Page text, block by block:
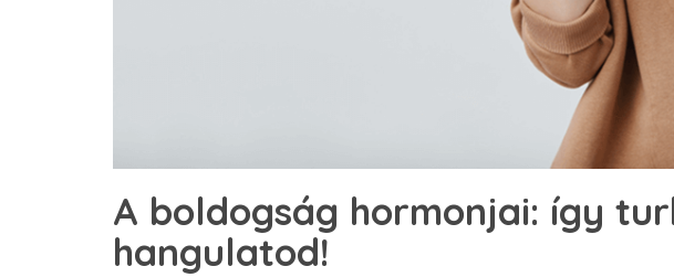
A boldogság hormonjai: így
hangulatod!